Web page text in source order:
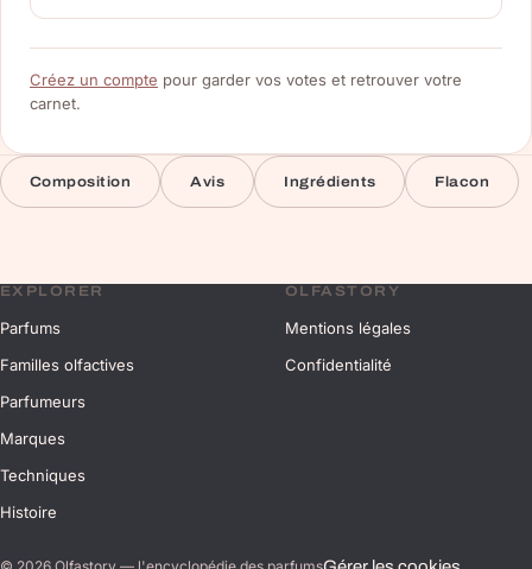
Créez un compte pour garder vos votes et retrouver votre
carnet.
Composition Avis Ingrédients Flacon
EXPLORER
Parfums
Familles olfactives
Parfumeurs
Marques
Techniques
Histoire
OLFASTORY
Mentions légales
Confidentialité